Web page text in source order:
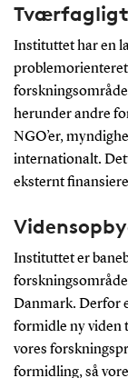
Instituttet har en
herunder andre
NGO’er,
internationalt.
eksternt
Instituttet er
Danmark. Derfor
formidle ny viden
vores
formidling, så